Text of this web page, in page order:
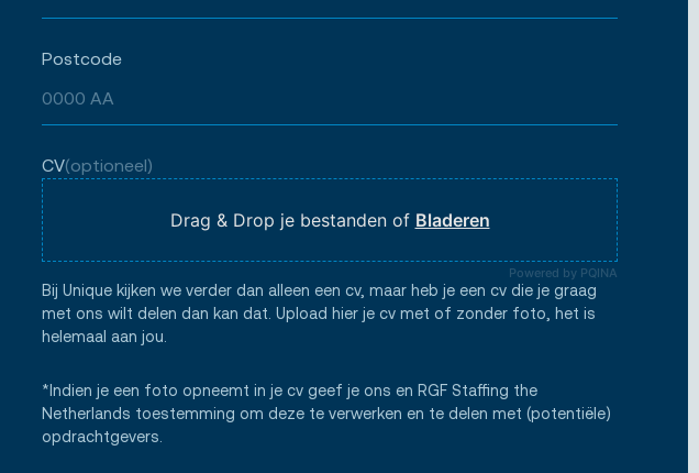
Postcode
CV(optioneel)
Powered by PQINA
Drag & Drop je bestanden of Bladeren
Bij Unique kijken we verder dan alleen een cv, maar heb je een cv die je graag
met ons wilt delen dan kan dat. Upload hier je cv met of zonder foto, het is
helemaal aan jou.
*Indien je een foto opneemt in je cv geef je ons en RGF Staffing the
Netherlands toestemming om deze te verwerken en te delen met (potentiële)
opdrachtgevers.